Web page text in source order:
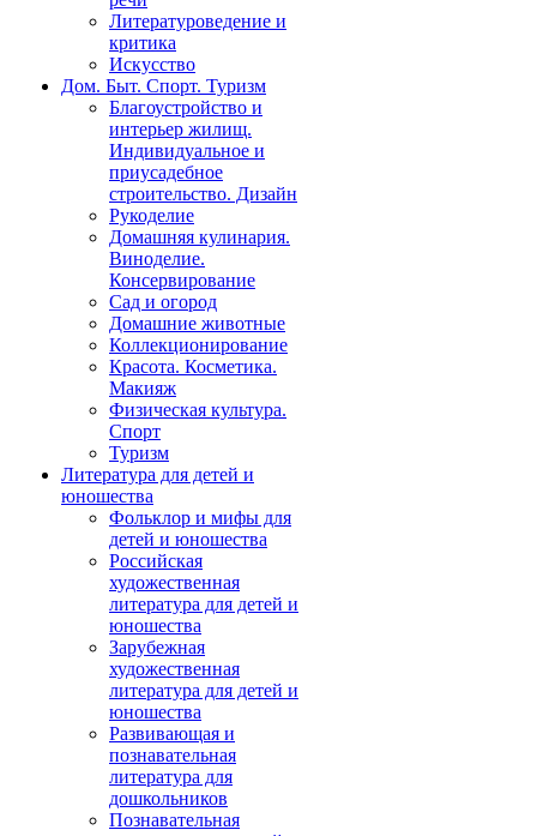
Литературоведение и
критика
Искусство
Дом. Быт. Спорт. Туризм
Благоустройство и
интерьер жилищ.
Индивидуальное и
приусадебное
строительство. Дизайн
Рукоделие
Домашняя кулинария.
Виноделие.
Консервирование
Сад и огород
Домашние животные
Коллекционирование
Красота. Косметика.
Макияж
Физическая культура.
Спорт
Туризм
Литература для детей и
юношества
Фольклор и мифы для
детей и юношества
Российская
художественная
литература для детей и
юношества
Зарубежная
художественная
литература для детей и
юношества
Развивающая и
познавательная
литература для
дошкольников
Познавательная